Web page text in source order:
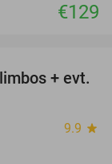
€129
23%
+ evt.
9.9 star